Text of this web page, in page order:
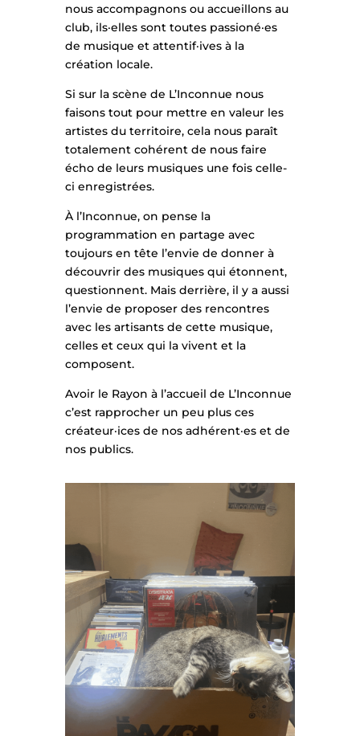
nous accompagnons ou accueillons au
club, ils·elles sont toutes passioné·es
de musique et attentif·ives à la
création locale.
Si sur la scène de L’Inconnue nous
faisons tout pour mettre en valeur les
artistes du territoire, cela nous paraît
totalement cohérent de nous faire
écho de leurs musiques une fois celle-
ci enregistrées.
À l’Inconnue, on pense la
programmation en partage avec
toujours en tête l’envie de donner à
découvrir des musiques qui étonnent,
questionnent. Mais derrière, il y a aussi
l’envie de proposer des rencontres
avec les artisants de cette musique,
celles et ceux qui la vivent et la
composent.
Avoir le Rayon à l’accueil de L’Inconnue
c’est rapprocher un peu plus ces
créateur·ices de nos adhérent·es et de
nos publics.